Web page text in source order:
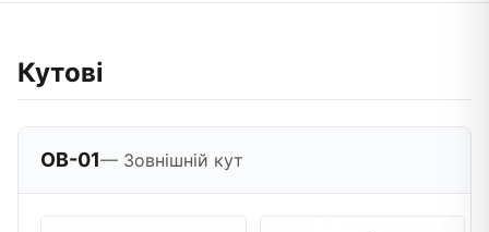
Кутові
OB-01— Зовнішній кут